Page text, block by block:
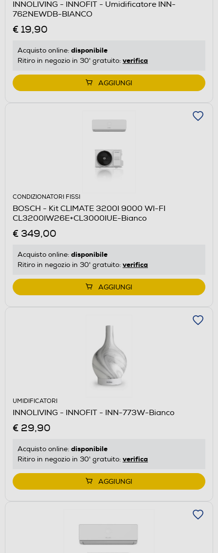
INNOLIVING - INNOFIT - Umidificatore INN-
762NEWDB-BIANCO
€ 19,90
Acquisto online: disponibile
Ritiro in negozio in 30' gratuito: verifica
AGGIUNGI
CONDIZIONATORI FISSI
BOSCH - Kit CLIMATE 3200I 9000 WI-FI
CL3200IW26E+CL3000IUE-Bianco
€ 349,00
Acquisto online: disponibile
Ritiro in negozio in 30' gratuito: verifica
AGGIUNGI
UMIDIFICATORI
INNOLIVING - INNOFIT - INN-773W-Bianco
€ 29,90
Acquisto online: disponibile
Ritiro in negozio in 30' gratuito: verifica
AGGIUNGI